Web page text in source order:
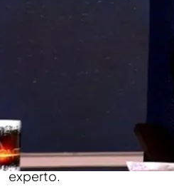
grandes de su historia.
hablar sobre esta
muchos días. Las
matemáticos, inteligencia
probabilidad,es la bola 7
experto.